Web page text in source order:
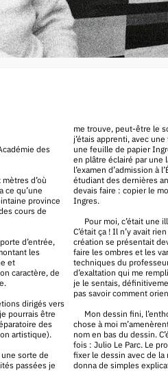
des
d’où
ce qu’une
province
cours de
d’entrée,
les
et
caractère, de
dirigés vers
pourrais être
des
artistique).
une sorte de
passées je
me trouve, peut-être le
j’étais apprenti, avec
une feuille de papier
en plâtre éclairé par une
l’examen d’admission à
étudiant des dernières
devais faire : copier le
Ingres.
Pour moi, c’était une
C’était ça ! Il n’y avait
création se présentait
faire les ombres et les
techniques du
d’exaltation qui me
je le sentais,
pas savoir comment
Mon dessin fini,
chose à moi
nom en bas du dessin.
fois : Julio Le Parc. Le
fixer le dessin avec de la
donna de simples